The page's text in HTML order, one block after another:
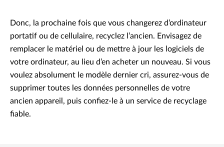
Donc, la prochaine fois que vous changerez d’ordinateur
portatif ou de cellulaire, recyclez l’ancien. Envisagez de
remplacer le matériel ou de mettre à jour les logiciels de
votre ordinateur, au lieu d’en acheter un nouveau. Si vous
voulez absolument le modèle dernier cri, assurez-vous de
supprimer toutes les données personnelles de votre
ancien appareil, puis confiez-le à un service de recyclage
fiable.